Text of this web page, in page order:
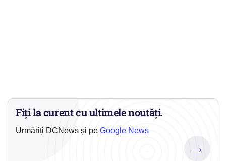
Fiți la curent cu ultimele noutăți.
Urmăriți DCNews și pe Google News
→